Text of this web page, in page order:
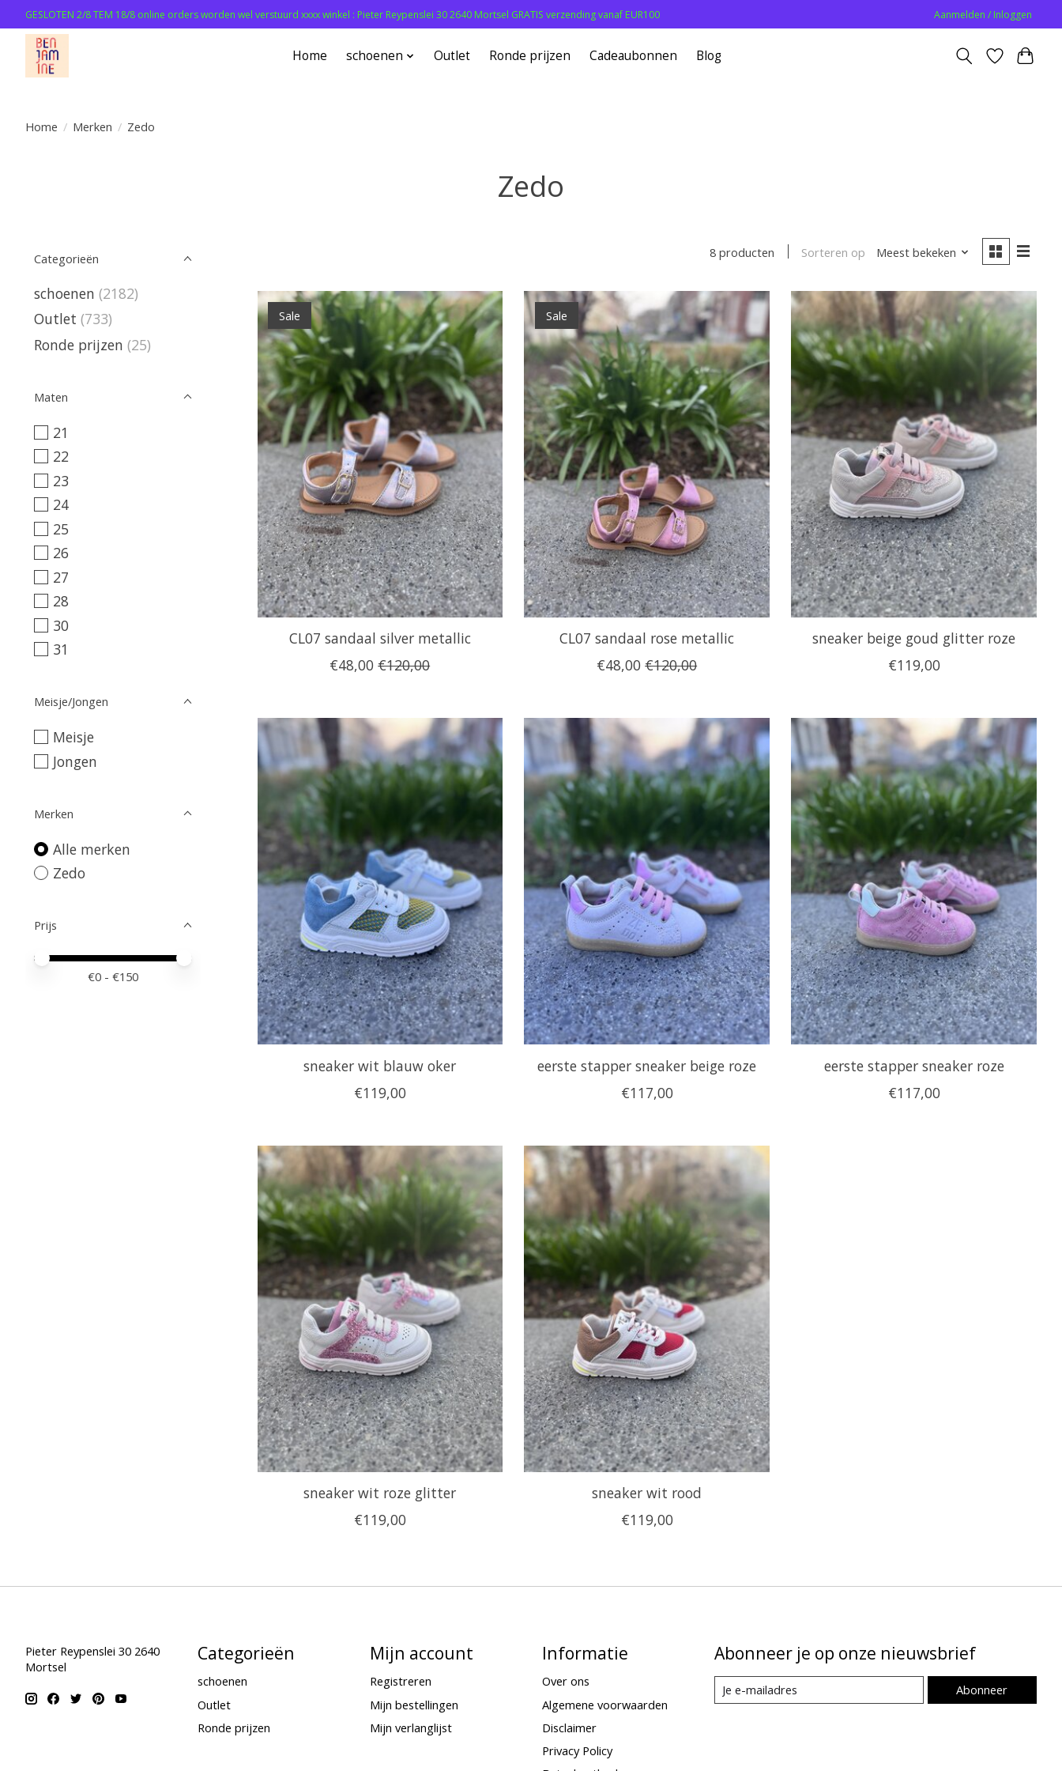
GESLOTEN 2/8 TEM 18/8 online orders worden wel verstuurd xxxx winkel : Pieter Reypenslei 30 2640 Mortsel GRATIS verzending vanaf EUR100 Aanmelden / Inloggen
Home schoenen Outlet Ronde prijzen Cadeaubonnen Blog
Home / Merken / Zedo
Zedo
Categorieën
schoenen (2182)
Outlet (733)
Ronde prijzen (25)
Maten
21
22
23
24
25
26
27
28
30
31
Meisje/Jongen
Meisje
Jongen
Merken
Alle merken
Zedo
Prijs
Minimale prijswaarde
Price maximum value
€0 - €150
8 producten Sorteren op Meest bekeken
Sale
CL07 sandaal silver metallic
€48,00 €120,00
Sale
CL07 sandaal rose metallic
€48,00 €120,00
sneaker beige goud glitter roze
€119,00
sneaker wit blauw oker
€119,00
eerste stapper sneaker beige roze
€117,00
eerste stapper sneaker roze
€117,00
sneaker wit roze glitter
€119,00
sneaker wit rood
€119,00
Pieter Reypenslei 30 2640
Mortsel
Categorieën
schoenen
Outlet
Ronde prijzen
Mijn account
Registreren
Mijn bestellingen
Mijn verlanglijst
Informatie
Over ons
Algemene voorwaarden
Disclaimer
Privacy Policy
Abonneer je op onze nieuwsbrief
Abonneer